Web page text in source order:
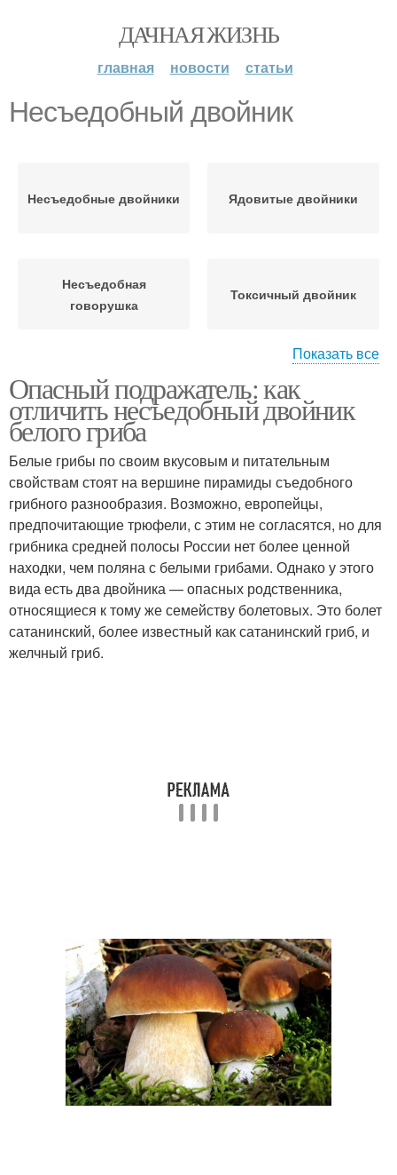
ДАЧНАЯ ЖИЗНЬ
главная новости статьи
Несъедобный двойник
Несъедобные двойники Ядовитые двойники
Несъедобная
говорушка
Токсичный двойник
Несъедобные грибы Опасный двойник
Опасные двойники
Показать все
Опасный подражатель: как
отличить несъедобный двойник
белого гриба
Белые грибы по своим вкусовым и питательным
свойствам стоят на вершине пирамиды съедобного
грибного разнообразия. Возможно, европейцы,
предпочитающие трюфели, с этим не согласятся, но для
грибника средней полосы России нет более ценной
находки, чем поляна с белыми грибами. Однако у этого
вида есть два двойника — опасных родственника,
относящиеся к тому же семейству болетовых. Это болет
сатанинский, более известный как сатанинский гриб, и
желчный гриб.